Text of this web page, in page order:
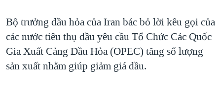
QUAN HỆ VIỆT MỸ
Bộ trưởng dầu hỏa của Iran bác bỏ lời kêu gọi của
các nước tiêu thụ dầu yêu cầu Tổ Chức Các Quốc
Gia Xuất Cảng Dầu Hỏa (OPEC) tăng số lượng
sản xuất nhằm giúp giảm giá dầu.